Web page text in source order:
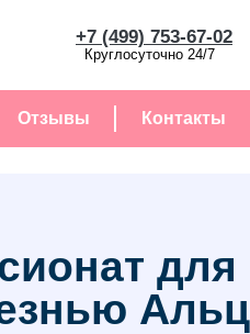
+7 (499) 753-67-02
Круглосуточно 24/7
Отзывы Контакты